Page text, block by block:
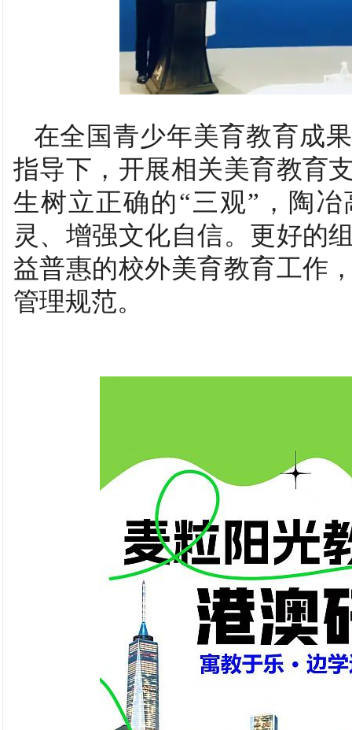
在全国青少年美育教育成
指导下，开展相关美育教育
生树立正确的“三观”，陶
灵、增强文化自信。更好的
益普惠的校外美育教育工作
管理规范。